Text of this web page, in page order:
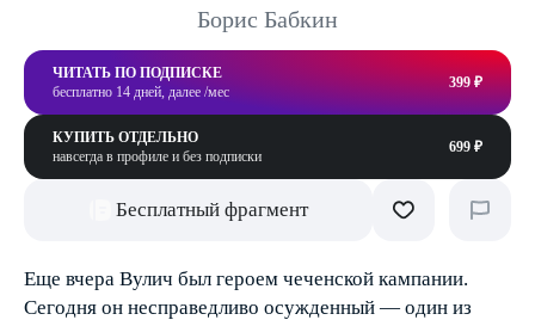
Борис Бабкин
ЧИТАТЬ ПО ПОДПИСКЕ
бесплатно 14 дней, далее /мес
399 ₽
КУПИТЬ ОТДЕЛЬНО
навсегда в профиле и без подписки
699 ₽
Бесплатный фрагмент
Еще вчера Вулич был героем чеченской кампании.
Сегодня он несправедливо осужденный — один из